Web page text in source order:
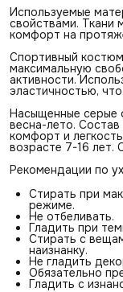
Используемые
свойствами. Ткани
комфорт на
Спортивный
максимальную
активности.
эластичностью,
Насыщенные серые
весна-лето. Состав
комфорт и
возрасте 7-16 лет.
Рекомендации по
Стирать при
режиме.
Не отбеливать.
Гладить при
Стирать с
наизнанку.
Не гладить
Обязательно
Гладить с